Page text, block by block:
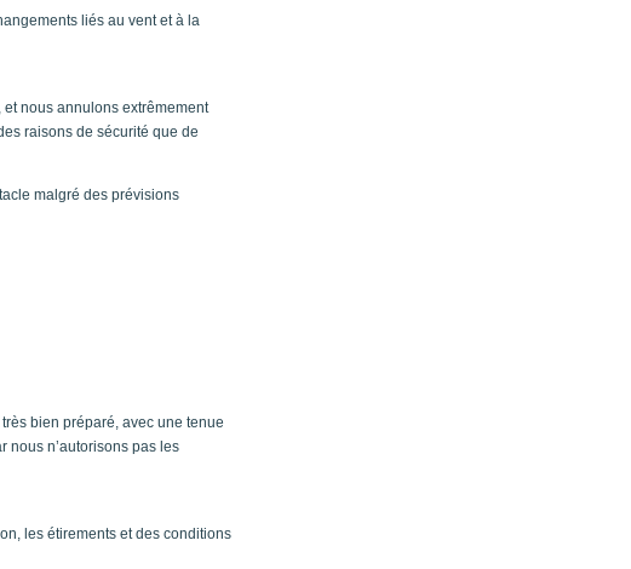
liés au vent et à la
nous annulons extrêmement
raisons de sécurité que de
malgré des prévisions
bien préparé, avec une tenue
nous n’autorisons pas les
les étirements et des conditions